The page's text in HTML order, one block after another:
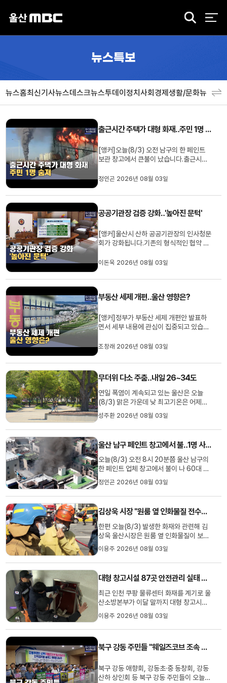
검
뉴스특보
뉴스홈최신기사뉴스데스크뉴스투데이정치사회경제생활/문화뉴스특
출근시간 주택가 대형 화재‥주민 1명 숨져
[앵커]오늘(8/3) 오전 남구의 한 페인트
보관 창고에서 큰불이 났습니다.출근시간
들도 불안에 떨어야 했는데요.불길이 인근
못한 60대 1명이 화재로 숨졌습니다.정인
불구덩이에 빠진 듯 시뻘건 화...
정인곤 2026년 08월 03일
공공기관장 검증 강화‥'높아진 문턱'
[앵커]울산시 산하 공공기관장의 인사청문
회가 강화됩니다.기존의 형식적인 협약 수
가 마련되는 건데,임기 만료와 사퇴로 공석
습니다.이돈욱 기자입니다.[리포트]시장이
인사, 코드인사 논란이 끊...
이돈욱 2026년 08월 03일
부동산 세제 개편‥울산 영향은?
[앵커]정부가 부동산 세제 개편안 발표하
면서 세부 내용에 관심이 집중되고 있습니
강화되는 가운데 울산은 어떤 영향을 받을
동구 서부동의 이 주택은 대지만 3천230
제곱미터에 달합니다.올해 확정된 공시가
격은 18억 1천500만 원으로 울산...
조창래 2026년 08월 03일
무더위 다소 주춤‥내일 26~34도
연일 폭염이 계속되고 있는 울산은 오늘
(8/3) 맑은 가운데 낮 최고기온은 어제보
다 3도가량 낮은 33.8도를 기록했습니다.
내일은 가끔 구름 많겠고 기온은 26도에서
34도의 분포로 오늘과 비슷하겠습니다.당
로 무더위는 주춤하겠지만, 낮 최고 기온이
30도를 웃돌고 밤 사이 최저 기...
성주환 2026년 08월 03일
울산 남구 페인트 창고에서 불‥1명 사망·4명 부상
오늘(8/3) 오전 8시 20분쯤 울산 남구의
한 페인트 업체 창고에서 불이 나 60대 여
성 1명이 숨지고 60대 업주 1명이 중상을
입는 등 모두 5명의 사상자가 발생했습니
다.화재 발생 9분 만에 대응 1단계를 발령
았지만, 불길이 옮겨 붙은 다세대주택 주민
1명이 숨지고 3명이 경상을 ...
정인곤 2026년 08월 03일
김상욱 시장 "원룸 옆 인화물질 전수점검" 지시
한편 오늘(8/3) 발생한 화재와 관련해 김
상욱 울산시장은 원룸 옆 인화물질이 보관
된 사례에 대한 전수점검을 실시하기로 했
습니다.김 시장은 시청에서 긴급 회의를 열
고 이번 화재처럼 인화물질 적재창고 옆에
규정 위반 여부를 조사할 것을 지시했습니
다.이와 함께 앞으로 화재나...
이용주 2026년 08월 03일
대형 창고시설 87곳 안전관리 실태 점검
최근 인천 쿠팡 물류센터 화재를 계기로 울
산소방본부가 이달 말까지 대형 창고시설
안전관리 실태 점검에 나섭니다.점검 대상
은 연면적 1천500㎡ 이상 창고시설 87
곳으로 주요 소방시설 정상 작동 여부, 소
니다.소방본부는 화재 발생 초기 신속한 대
이용주 2026년 08월 03일
북구 강동 주민들 "웨일즈코브 조속 착공해야"
북구 강동 애향회, 강동초·중 동창회, 강동
산하 상인회 등 북구 강동 주민들이 오늘